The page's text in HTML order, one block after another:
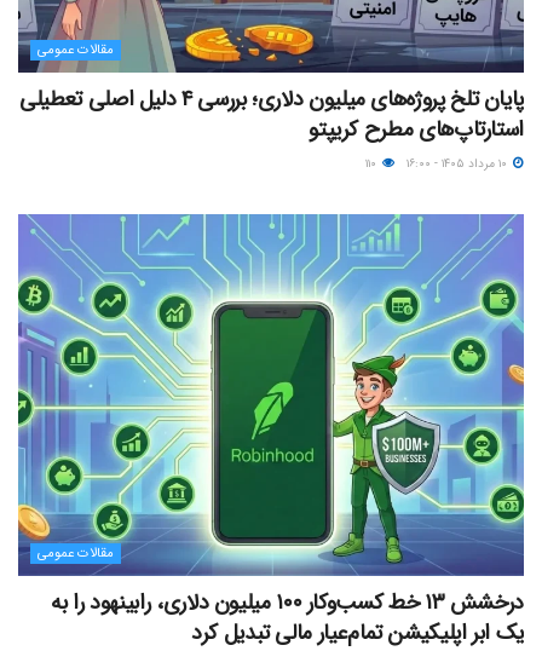
مقالات عمومی
پایان تلخ پروژه‌های میلیون دلاری؛ بررسی ۴ دلیل اصلی تعطیلی
استارتاپ‌های مطرح کریپتو
مقالات عمومی
درخشش ۱۳ خط کسب‌وکار ۱۰۰ میلیون دلاری، رابینهود را به
یک ابر اپلیکیشن تمام‌عیار مالی تبدیل کرد